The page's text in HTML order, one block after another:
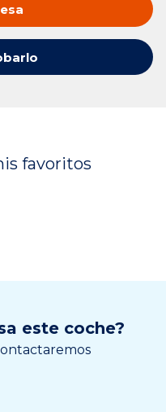
favoritos
este coche?